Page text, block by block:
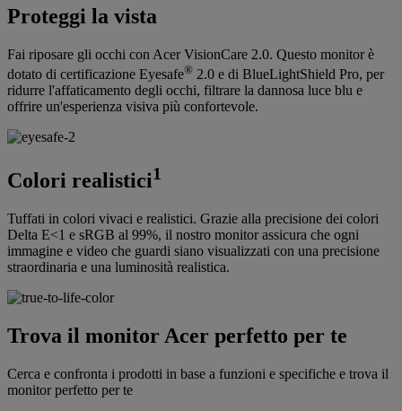
Proteggi la vista
Fai riposare gli occhi con Acer VisionCare 2.0. Questo monitor è
dotato di certificazione Eyesafe® 2.0 e di BlueLightShield Pro, per
ridurre l'affaticamento degli occhi, filtrare la dannosa luce blu e
offrire un'esperienza visiva più confortevole.
Colori realistici1
Tuffati in colori vivaci e realistici. Grazie alla precisione dei colori
Delta E<1 e sRGB al 99%, il nostro monitor assicura che ogni
immagine e video che guardi siano visualizzati con una precisione
straordinaria e una luminosità realistica.
Trova il monitor Acer perfetto per te
Cerca e confronta i prodotti in base a funzioni e specifiche e trova il
monitor perfetto per te